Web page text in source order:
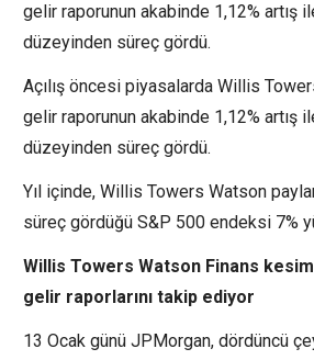
gelir raporunun akabinde 1,12% artış
düzeyinden süreç gördü.
Açılış öncesi piyasalarda Willis
gelir raporunun akabinde 1,12% artış
düzeyinden süreç gördü.
Yıl içinde, Willis Towers Watson
süreç gördüğü S&P 500 endeksi 7%
Willis Towers Watson Finans
gelir raporlarını takip ediyor
13 Ocak günü JPMorgan, dördüncü